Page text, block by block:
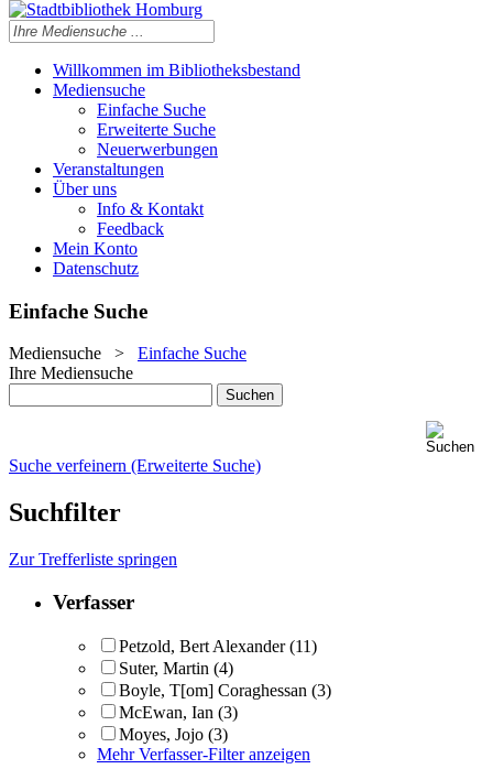
Willkommen im Bibliotheksbestand
Mediensuche
Einfache Suche
Erweiterte Suche
Neuerwerbungen
Veranstaltungen
Über uns
Info & Kontakt
Feedback
Mein Konto
Datenschutz
Einfache Suche
Mediensuche > Einfache Suche
Ihre Mediensuche
Suche verfeinern (Erweiterte Suche)
Suchfilter
Zur Trefferliste springen
Verfasser
Petzold, Bert Alexander (11)
Suter, Martin (4)
Boyle, T[om] Coraghessan (3)
McEwan, Ian (3)
Moyes, Jojo (3)
Mehr Verfasser-Filter anzeigen